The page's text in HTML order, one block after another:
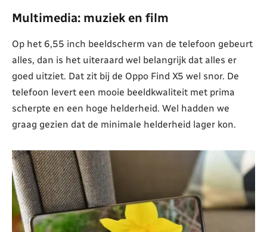
Multimedia: muziek en film
Op het 6,55 inch beeldscherm van de telefoon gebeurt
alles, dan is het uiteraard wel belangrijk dat alles er
goed uitziet. Dat zit bij de Oppo Find X5 wel snor. De
telefoon levert een mooie beeldkwaliteit met prima
scherpte en een hoge helderheid. Wel hadden we
graag gezien dat de minimale helderheid lager kon.